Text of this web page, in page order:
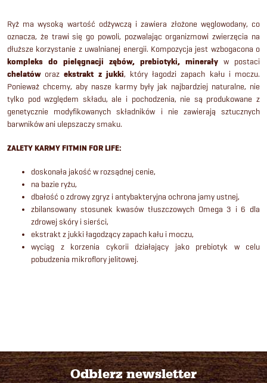
d
u
k
t
ó
w
t
ó
w
o
n
t
r
o
l
Ryż ma wysoką wartość odżywczą i zawiera złożone węglowodany, co
oznacza, że trawi się go powoli, pozwalając organizmowi zwierzęcia na
dłuższe korzystanie z uwalnianej energii. Kompozycja jest wzbogacona o
kompleks do pielęgnacji zębów, prebiotyki, minerały w postaci
chelatóworazekstrakt z jukki, który łagodzi zapach kału i moczu.
Ponieważ chcemy, aby nasze karmy były jak najbardziej naturalne, nie
tylko pod względem składu, ale i pochodzenia, nie są produkowane z
genetycznie modyfikowanych składników i nie zawierają sztucznych
barwników ani ulepszaczy smaku.
ZALETY KARMY FITMIN FOR LIFE:
doskonała jakość w rozsądnej cenie,
na bazie ryżu,
dbałość o zdrowy zgryz i antybakteryjna ochrona jamy ustnej,
zbilansowany stosunek kwasów tłuszczowych Omega 3 i 6 dla
zdrowej skóry i sierści,
ekstrakt z jukki łagodzący zapach kału i moczu,
wyciąg z korzenia cykorii działający jako prebiotyk w celu
pobudzenia mikroflory jelitowej.
Odbierz newsletter